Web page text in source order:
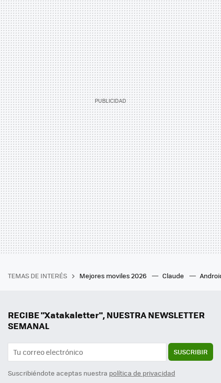
TEMAS DE INTERÉS Mejores moviles 2026 Claude
RECIBE "Xatakaletter", NUESTRA NEWSLETTER
SEMANAL
SUSCRIBIR
Suscribiéndote aceptas nuestra política de privacidad